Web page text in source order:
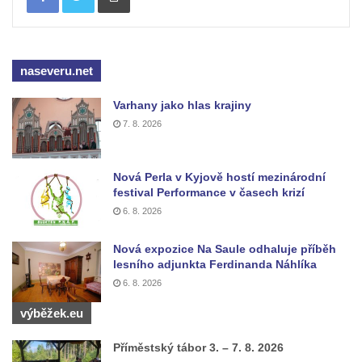
Pomník Přemysla Otakara II. v parku Na
Socha Mateřství v parku Na Sadech v
Českých Budějovicích
Památník Otokara Mokrého v parku Na
Sadech v Českých Budějovicích
Poslední dochovaný tramvajový sloup na
Pražské třídě v Českých Budějovicích
Socha Civilizovaní na Husově třídě v
Českých Budějovicích
Socha svatého Jana Nepomuckého Na
Sadech u Mlýnské stoky v Českých
naseveru.net
Varhany jako hlas krajiny
7. 8. 2026
Nová Perla v Kyjově hostí mezinárodní
festival Performance v časech krizí
6. 8. 2026
Nová expozice Na Saule odhaluje příběh
lesního adjunkta Ferdinanda Náhlíka
6. 8. 2026
výběžek.eu
Příměstský tábor 3. – 7. 8. 2026